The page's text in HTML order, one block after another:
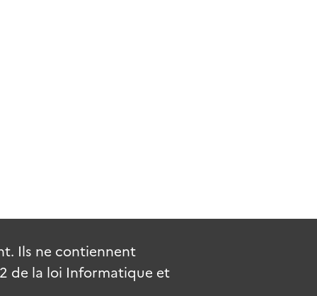
Ils ne contiennent
de la loi Informatique et